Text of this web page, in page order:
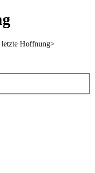
Hoffnung>